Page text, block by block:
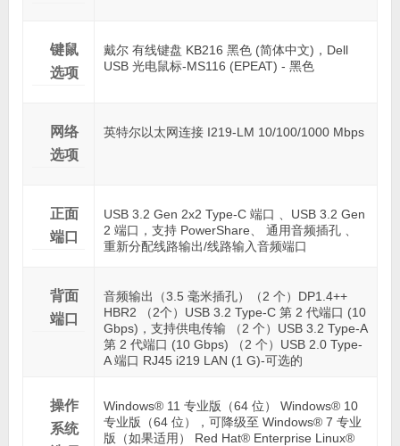
键鼠
选项
戴尔 有线键盘 KB216 黑色 (简体中文)，Dell
USB 光电鼠标-MS116 (EPEAT) - 黑色
网络
选项
英特尔以太网连接 I219-LM 10/100/1000 Mbps
正面
端口
USB 3.2 Gen 2x2 Type-C 端口 、USB 3.2 Gen
2 端口，支持 PowerShare、 通用音频插孔 、
重新分配线路输出/线路输入音频端口
背面
端口
音频输出（3.5 毫米插孔）（2 个）DP1.4++
HBR2 （2个）USB 3.2 Type-C 第 2 代端口 (10
Gbps)，支持供电传输 （2 个）USB 3.2 Type-A
第 2 代端口 (10 Gbps) （2 个）USB 2.0 Type-
A 端口 RJ45 i219 LAN (1 G)-可选的
操作
系统
Windows® 11 专业版（64 位） Windows® 10
专业版（64 位），可降级至 Windows® 7 专业
版（如果适用） Red Hat® Enterprise Linux®